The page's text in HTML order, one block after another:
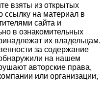
взяты из открытых
ссылку на материал в
сайта и
в ознакомительных
их владельцам.
за содержание
на нашем
авторские права,
или организации,